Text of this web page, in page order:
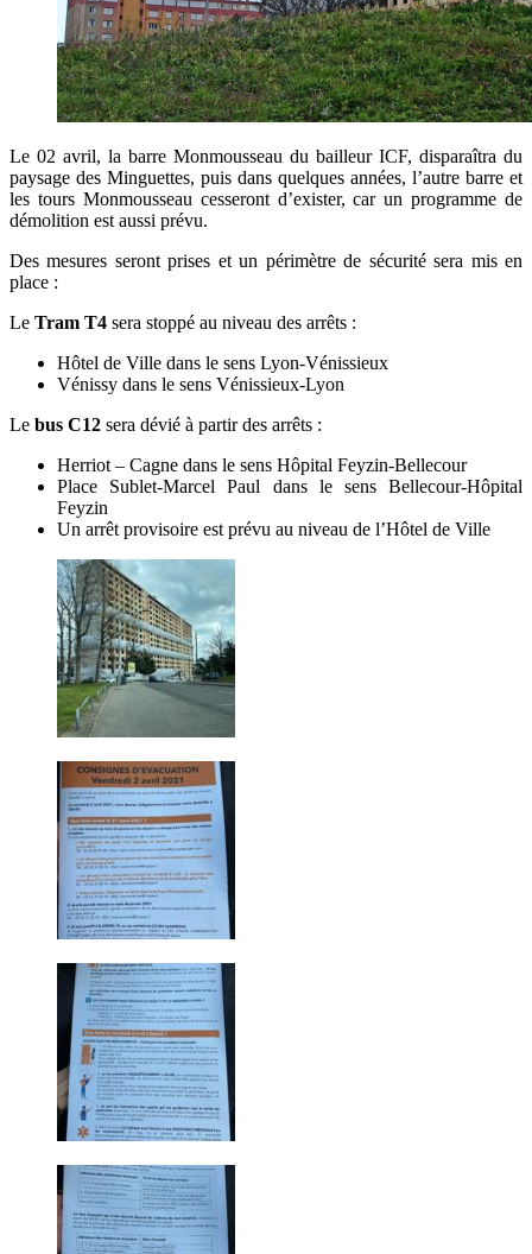
Le 02 avril, la barre Monmousseau du bailleur ICF, disparaîtra du
paysage des Minguettes, puis dans quelques années, l’autre barre et
les tours Monmousseau cesseront d’exister, car un programme de
démolition est aussi prévu.
Des mesures seront prises et un périmètre de sécurité sera mis en
place :
Le Tram T4 sera stoppé au niveau des arrêts :
Hôtel de Ville dans le sens Lyon-Vénissieux
Vénissy dans le sens Vénissieux-Lyon
Le bus C12 sera dévié à partir des arrêts :
Herriot – Cagne dans le sens Hôpital Feyzin-Bellecour
Place Sublet-Marcel Paul dans le sens Bellecour-Hôpital
Feyzin
Un arrêt provisoire est prévu au niveau de l’Hôtel de Ville